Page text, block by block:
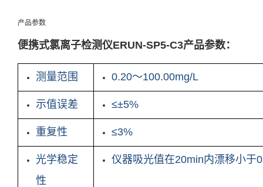
产品参数
便携式氯离子检测仪ERUN-SP5-C3产品参数：
测量范围 0.20～100.00mg/L
示值误差 ≤±5%
重复性 ≤3%
光学稳定
性
仪器吸光值在20min内漂移小于